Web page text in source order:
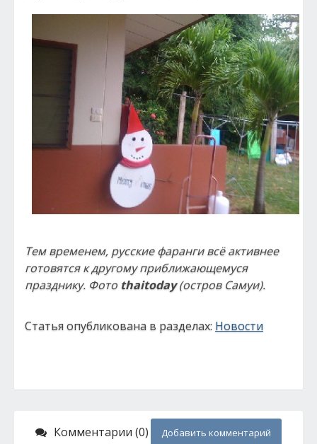
Тем временем, русские фаранги всё активнее
готовятся к другому приближающемуся
празднику. Фото thaitoday(остров Самуи).
Статья опубликована в разделах: Новости
Комментарии (0) Добавить комментарий